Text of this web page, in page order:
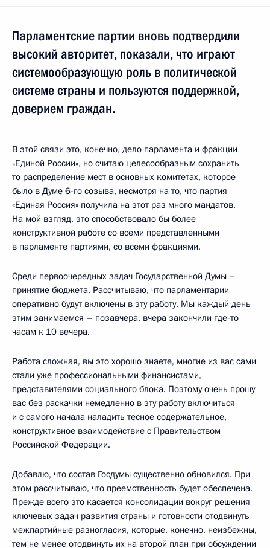
Парламентские партии вновь подтвердили
высокий авторитет, показали, что играют
системообразующую роль в политической
системе страны и пользуются поддержкой,
доверием граждан.
В этой связи это, конечно, дело парламента и фракции
«Единой России», но считаю целесообразным сохранить
то распределение мест в основных комитетах, которое
было в Думе 6-го созыва, несмотря на то, что партия
«Единая Россия» получила на этот раз много мандатов.
На мой взгляд, это способствовало бы более
конструктивной работе со всеми представленными
в парламенте партиями, со всеми фракциями.
Среди первоочередных задач Государственной Думы –
принятие бюджета. Рассчитываю, что парламентарии
оперативно будут включены в эту работу. Мы каждый день
этим занимаемся – позавчера, вчера закончили где‑то
часам к 10 вечера.
Работа сложная, вы это хорошо знаете, многие из вас сами
стали уже профессиональными финансистами,
представителями социального блока. Поэтому очень прошу
вас без раскачки немедленно в эту работу включиться
и с самого начала наладить тесное содержательное,
конструктивное взаимодействие с Правительством
Российской Федерации.
Добавлю, что состав Госдумы существенно обновился. При
этом рассчитываю, что преемственность будет обеспечена.
Прежде всего это касается консолидации вокруг решения
ключевых задач развития страны и готовности отодвинуть
межпартийные разногласия, которые, конечно, неизбежны,
тем не менее отодвинуть их на второй план при обсуждении